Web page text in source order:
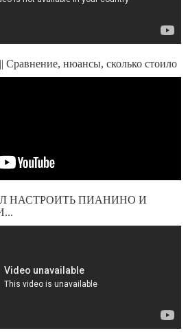
Сравнение, нюансы, сколько стоило
НАСТРОИТЬ ПИАНИНО И